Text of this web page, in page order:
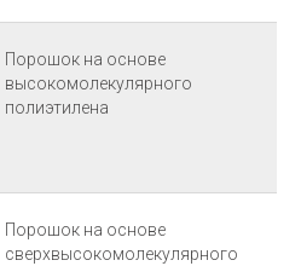
Порошок на основе
высокомолекулярного
полиэтилена
Порошок на основе
сверхвысокомолекулярного